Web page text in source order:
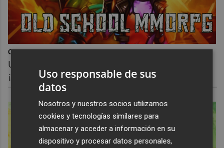
Corepunk MMORPG
Un verdadero MMORPG de la vieja escuela
¡Cómo los de antes, pero mejor!
Uso responsable de sus
datos
Nosotros y nuestros socios utilizamos
cookies y tecnologías similares para
almacenar y acceder a información en su
dispositivo y procesar datos personales,